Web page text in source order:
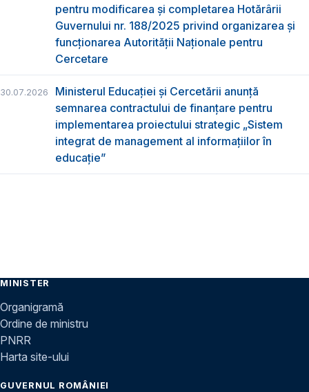
pentru modificarea și completarea Hotărârii
Guvernului nr. 188/2025 privind organizarea şi
funcţionarea Autorităţii Naţionale pentru
Cercetare
30.07.2026
Ministerul Educației și Cercetării anunță
semnarea contractului de finanțare pentru
implementarea proiectului strategic „Sistem
integrat de management al informațiilor în
educație”
MINISTER
Organigramă
Ordine de ministru
PNRR
Harta site-ului
GUVERNUL ROMÂNIEI